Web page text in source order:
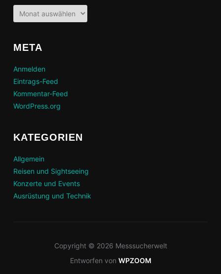
Archiv
META
Anmelden
Eintrags-Feed
Kommentar-Feed
WordPress.org
KATEGORIEN
Allgemein
Reisen und Sightseeing
Konzerte und Events
Ausrüstung und Technik
Copyright © 2026 Messsucherwelt
Entworfen von WPZOOM